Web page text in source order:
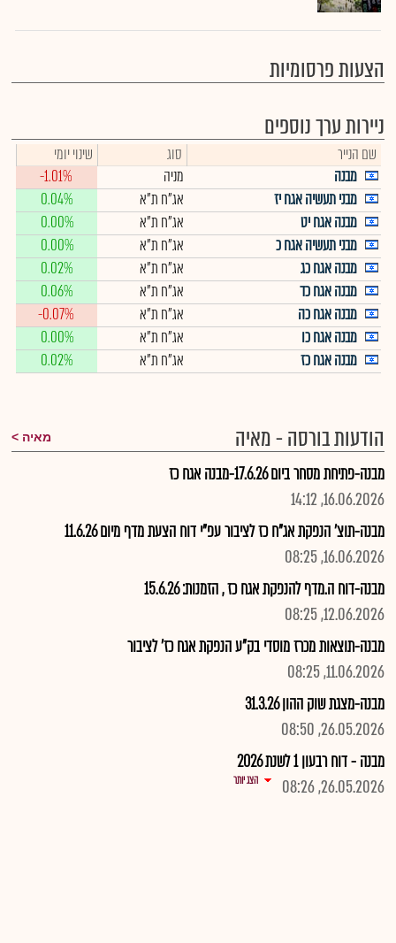
הצעות פרסומיות
ניירות ערך נוספים
שם הנייר סוג
שינוי יומי
מבנה
מניה
-1.01%
מבני תעשיה אגח יז
אג"ח ת"א
0.04%
מבנה אגח יט
אג"ח ת"א
0.00%
מבני תעשיה אגח כ
אג"ח ת"א
0.00%
מבנה אגח כג
אג"ח ת"א
0.02%
מבנה אגח כד
אג"ח ת"א
0.06%
מבנה אגח כה
אג"ח ת"א
-0.07%
מבנה אגח כו
אג"ח ת"א
0.00%
מבנה אגח כז
אג"ח ת"א 0.02%
הודעות בורסה - מאיה מאיה
מבנה-פתיחת מסחר ביום 17.6.26-מבנה אגח כז
16.06.2026, 14:12
מבנה-תוצ' הנפקת אג"ח כז לציבור עפ"י דוח הצעת מדף מיום 11.6.26
16.06.2026, 08:25
מבנה-דוח ה.מדף להנפקת אגח כז , הזמנות: 15.6.26
12.06.2026, 08:25
מבנה-תוצאות מכרז מוסדי בק"ע הנפקת אגח כז' לציבור
11.06.2026, 08:25
מבנה-מצגת שוק ההון 31.3.26
26.05.2026, 08:50
מבנה - דוח רבעון 1 לשנת 2026
26.05.2026, 08:26
הצג יותר